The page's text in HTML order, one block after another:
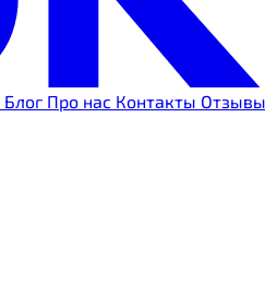
Блог Про нас Контакты Отзывы